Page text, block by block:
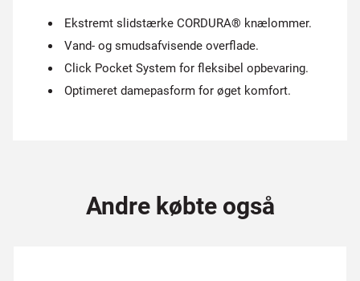
Ekstremt slidstærke CORDURA® knælommer.
Vand- og smudsafvisende overflade.
Click Pocket System for fleksibel opbevaring.
Optimeret damepasform for øget komfort.
Andre købte også